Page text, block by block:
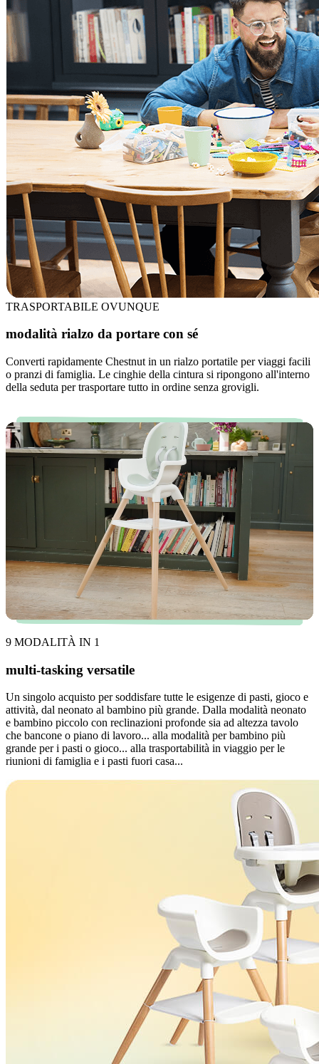
TRASPORTABILE OVUNQUE
modalità rialzo da portare con sé
Converti rapidamente Chestnut in un rialzo portatile per viaggi facili
o pranzi di famiglia. Le cinghie della cintura si ripongono all'interno
della seduta per trasportare tutto in ordine senza grovigli.
9 MODALITÀ IN 1
multi-tasking versatile
Un singolo acquisto per soddisfare tutte le esigenze di pasti, gioco e
attività, dal neonato al bambino più grande. Dalla modalità neonato
e bambino piccolo con reclinazioni profonde sia ad altezza tavolo
che bancone o piano di lavoro... alla modalità per bambino più
grande per i pasti o gioco... alla trasportabilità in viaggio per le
riunioni di famiglia e i pasti fuori casa...